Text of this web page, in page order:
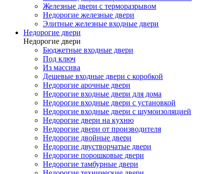
Железные двери с терморазрывом
Недорогие железные двери
Элитные железные входные двери
Недорогие двери
Недорогие двери
Бюджетные входные двери
Под ключ
Из массива
Дешевые входные двери с коробкой
Недорогие арочные двери
Недорогие входные двери для дома
Недорогие входные двери с установкой
Недорогие входные двери с шумоизоляцией
Недорогие двери на кухню
Недорогие двери от производителя
Недорогие двойные двери
Недорогие двустворчатые двери
Недорогие порошковые двери
Недорогие тамбурные двери